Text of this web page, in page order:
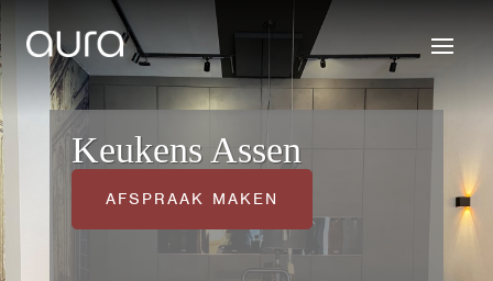
Keukens Assen
AFSPRAAK MAKEN